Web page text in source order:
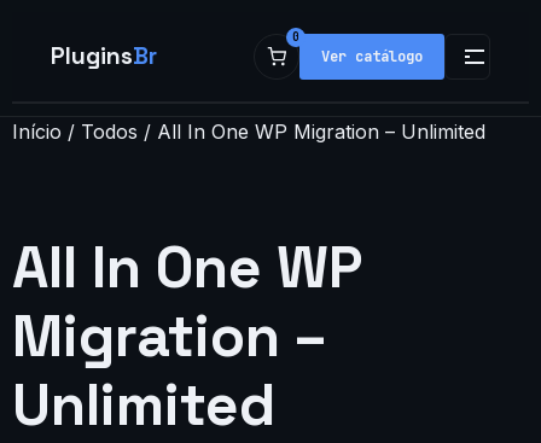
PluginsBr
0
Ver catálogo
Populares
Temas
Minha conta
Início / Todos / All In One WP Migration – Unlimited
All In One WP
Migration –
Unlimited